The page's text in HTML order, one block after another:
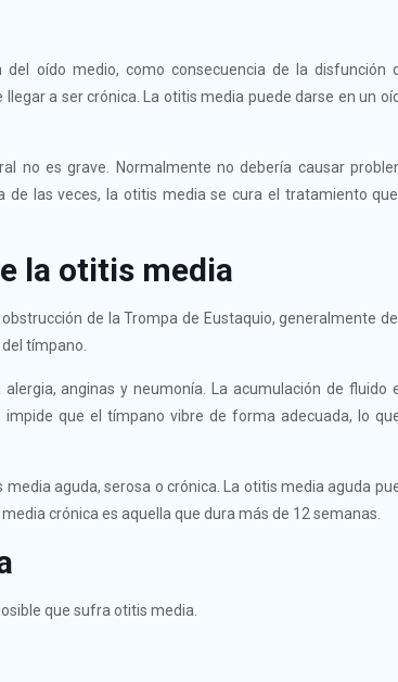
oído medio, como consecuencia de la disfunción
a ser crónica. La otitis media puede darse en un
no es grave. Normalmente no debería causar
las veces, la otitis media se cura el tratamiento
la otitis media
de la Trompa de Eustaquio, generalmente
tímpano.
anginas y neumonía. La acumulación de fluido
que el tímpano vibre de forma adecuada, lo
aguda, serosa o crónica. La otitis media aguda
crónica es aquella que dura más de 12 semanas.
que sufra otitis media.
Política de privacidad | Aviso Legal|Política de